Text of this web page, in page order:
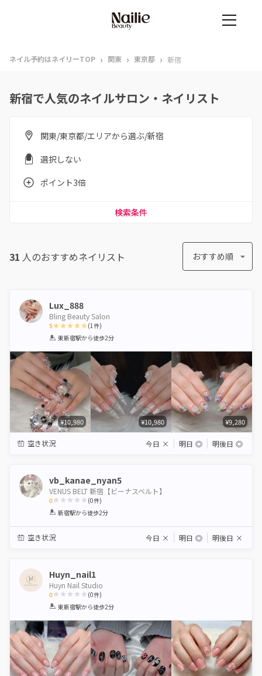
ネイル予約はネイリーTOP › 関東 › 東京都 › 新宿
新宿で人気のネイルサロン・ネイリスト
関東/東京都/エリアから選ぶ/新宿
選択しない
ポイント3倍
検索条件
31 人のおすすめネイリスト おすすめ順
Lux_888
Bling Beauty Salon
5
1 2 3 4 5
(1件)
東新宿駅から徒歩2分
¥10,980 ¥10,980 ¥9,280
空き状況 今日 × 明日 ◎ 明後日 ◎
vb_kanae_nyan5
VENUS BELT 新宿【ビーナスベルト】
0
1 2 3 4 5
(0件)
新宿駅から徒歩2分
空き状況 今日 × 明日 ◎ 明後日 ×
Huyn_nail1
Huyn Nail Studio
0
1 2 3 4 5
(0件)
東新宿駅から徒歩2分